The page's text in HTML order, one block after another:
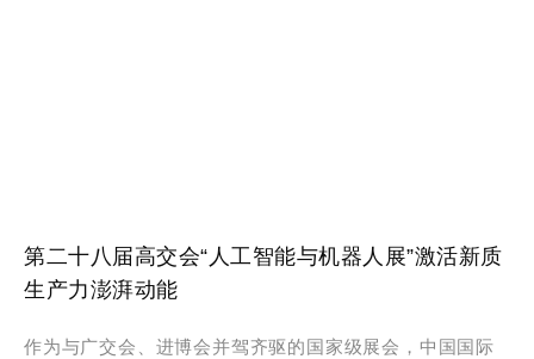
第二十八届高交会“人工智能与机器人展”激活新质
生产力澎湃动能
作为与广交会、进博会并驾齐驱的国家级展会，中国国际